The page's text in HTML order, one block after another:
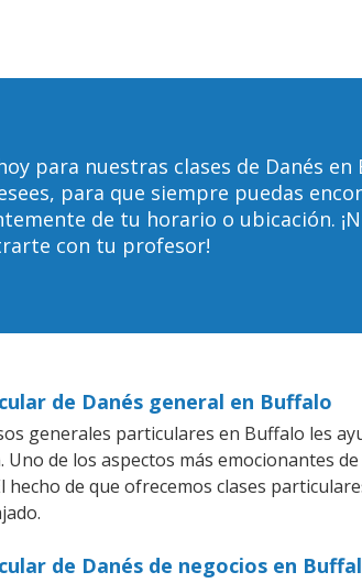
para nuestras clases de Danés
para que siempre puedas
de tu horario o ubicación.
con tu profesor!
de Danés general en Buffalo
generales particulares en Buffalo les
Uno de los aspectos más emocionantes
hecho de que ofrecemos clases
de Danés de negocios en